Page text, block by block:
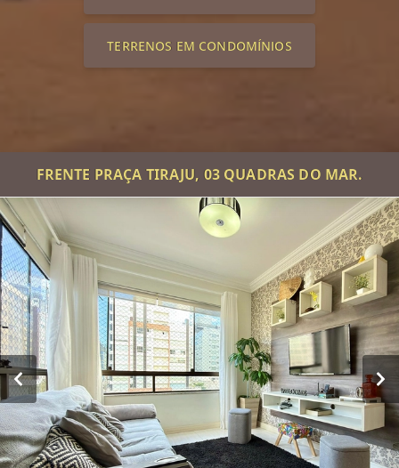
TERRENOS EM CONDOMÍNIOS
FRENTE PRAÇA TIRAJU, 03 QUADRAS DO MAR.